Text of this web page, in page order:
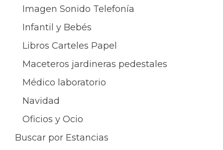
Imagen Sonido Telefonía
Infantil y Bebés
Libros Carteles Papel
Maceteros jardineras pedestales
Médico laboratorio
Navidad
Oficios y Ocio
Buscar por Estancias